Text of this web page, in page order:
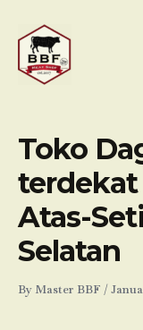
content
Toko
Atas-
Selatan
By Master BBF /